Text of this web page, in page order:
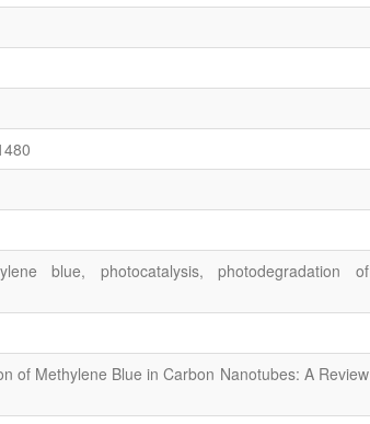
blue, photocatalysis, photodegradation of
of Methylene Blue in Carbon Nanotubes: A Review